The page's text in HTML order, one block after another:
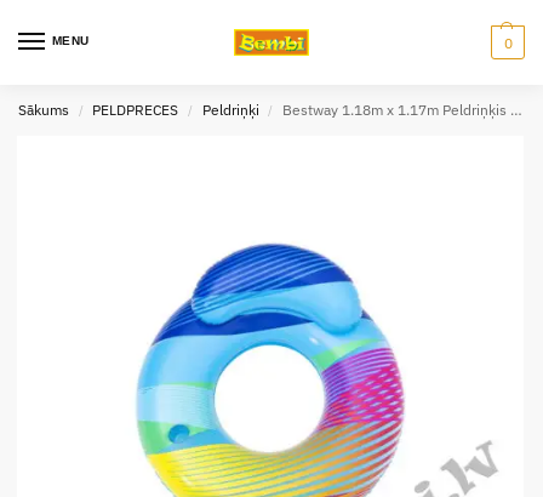
MENU 0
Sākums / PELDPRECES / Peldriņķi / Bestway 1.18m x 1.17m Peldriņķis ar LED gaismu